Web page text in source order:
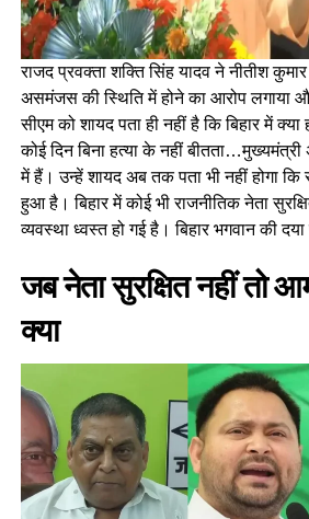
राजद प्रवक्ता शक्ति सिंह यादव ने नीतीश
असमंजस की स्थिति में होने का आरोप लगाया
सीएम को शायद पता ही नहीं है कि बिहार में क्या
कोई दिन बिना हत्या के नहीं
में हैं। उन्हें शायद अब तक पता भी नहीं होगा कि
हुआ है। बिहार में कोई भी राजनीतिक नेता
व्यवस्था ध्वस्त हो गई है। बिहार भगवान की
जब नेता सुरक्षित नहीं तो
क्या